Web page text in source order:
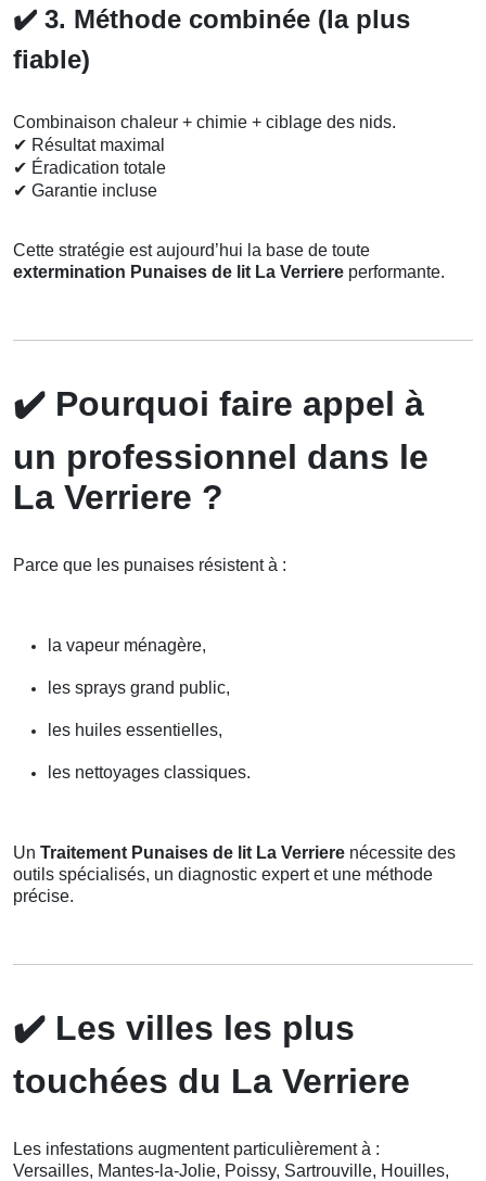
✔️ 3. Méthode combinée (la plus
fiable)
Combinaison chaleur + chimie + ciblage des nids.
✔ Résultat maximal
✔ Éradication totale
✔ Garantie incluse
Cette stratégie est aujourd’hui la base de toute
extermination Punaises de lit La Verriere performante.
✔️ Pourquoi faire appel à
un professionnel dans le
La Verriere ?
Parce que les punaises résistent à :
la vapeur ménagère,
les sprays grand public,
les huiles essentielles,
les nettoyages classiques.
Un Traitement Punaises de lit La Verriere nécessite des
outils spécialisés, un diagnostic expert et une méthode
précise.
✔️ Les villes les plus
touchées du La Verriere
Les infestations augmentent particulièrement à :
Versailles, Mantes-la-Jolie, Poissy, Sartrouville, Houilles,